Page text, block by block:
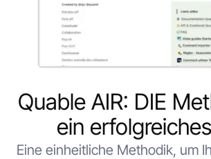
Quable AIR: DIE
ein
Eine einheitliche Methodik, um